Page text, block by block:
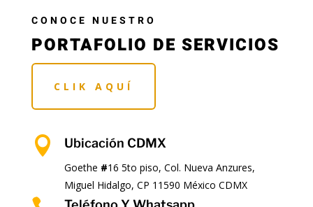
CONOCE NUESTRO
PORTAFOLIO DE SERVICIOS
CLIK AQUÍ
 Ubicación CDMX
Goethe #16 5to piso, Col. Nueva Anzures,
Miguel Hidalgo, CP 11590 México CDMX